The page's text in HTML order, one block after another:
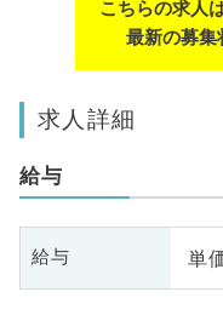
こちらの求人
最新の募集
求人詳細
給与
給与 単